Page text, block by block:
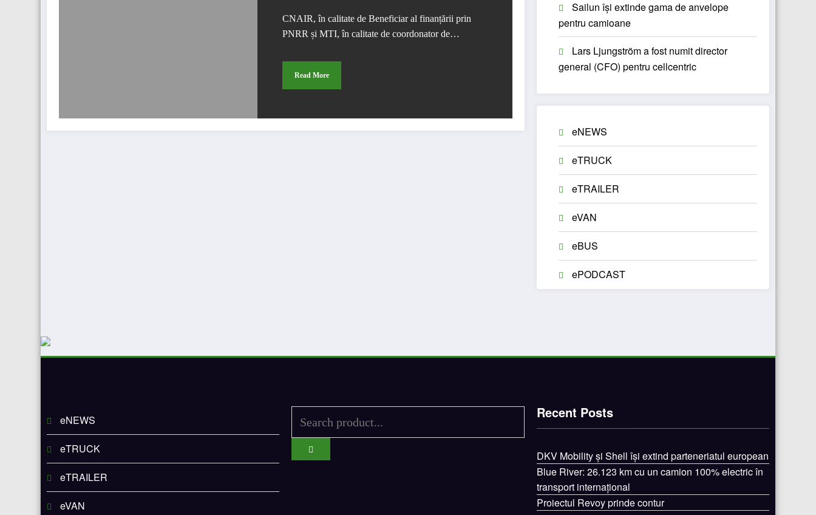
CNAIR, în calitate de Beneficiar al finanțării prin
PNRR și MTI, în calitate de coordonator de…
Read More
Sailun își extinde gama de anvelope
pentru camioane
Lars Ljungström a fost numit director
general (CFO) pentru cellcentric
eNEWS
eTRUCK
eTRAILER
eVAN
eBUS
ePODCAST
eNEWS
eTRUCK
eTRAILER
eVAN
Recent Posts
DKV Mobility și Shell își extind parteneriatul european
Blue River: 26.123 km cu un camion 100% electric în
transport internațional
Proiectul Revoy prinde contur